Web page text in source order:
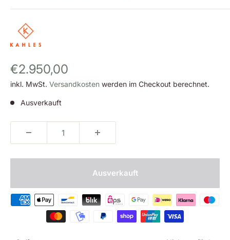
Sonderpreis
€2.950,00
inkl. MwSt. Versandkosten werden im Checkout berechnet.
Ausverkauft
Ausverkauft